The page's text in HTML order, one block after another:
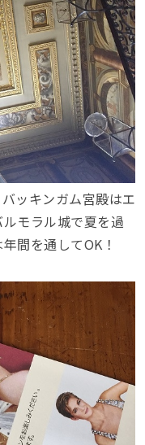
ッキンガム宮殿はエ
モラル城で夏を過
間を通してOK！